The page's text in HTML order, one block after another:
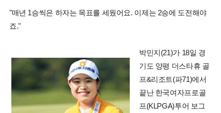
"매년 1승씩은 하자는 목표를 세웠어요. 이제는 2승에 도전해야
죠."
박민지(21)가 18일 경
기도 양평 더스타휴 골
프&리조트(파71)에서
끝난 한국여자프로골
프(KLPGA)투어 보그